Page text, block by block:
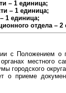
– 1 единица;
– 1 единица;
1 единица;
отдела –
с Положением о
местного
городского
о приеме